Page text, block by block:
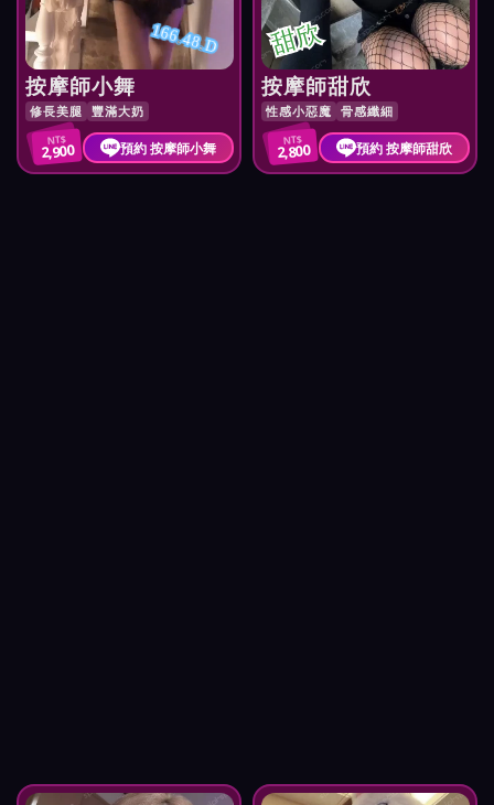
166.48.D
按摩師小舞
修長美腿 豐滿大奶
NT$
2,900 預約 按摩師小舞
甜欣
按摩師甜欣
性感小惡魔 骨感纖細
NT$
2,800 預約 按摩師甜欣